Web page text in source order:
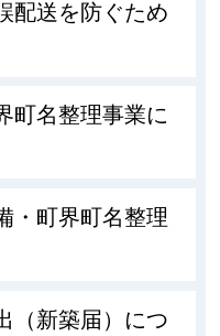
配送を防ぐため
町名整理事業に
・町界町名整理
（新築届）につ